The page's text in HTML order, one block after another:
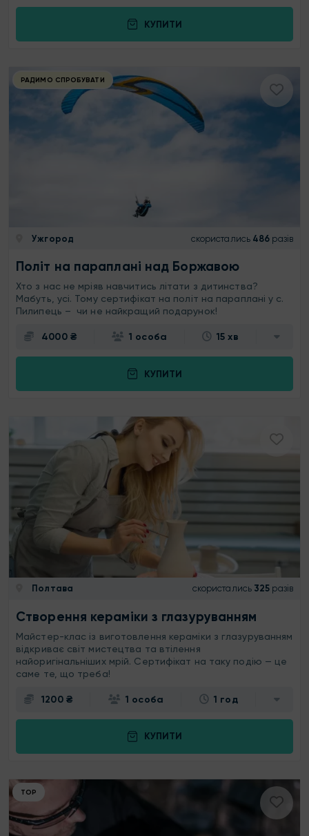
КУПИТИ
РАДИМО СПРОБУВАТИ
Ужгород скористались 486 разів
Політ на параплані над Боржавою
Хто з нас не мріяв навчитись літати з дитинства?
Мабуть, усі. Тому сертифікат на політ на параплані у с.
Пилипець – чи не найкращий подарунок!
4000 ₴ 1 особа 15 хв
КУПИТИ
Полтава скористались 325 разів
Створення кераміки з глазуруванням
Майстер-клас із виготовлення кераміки з глазуруванням
відкриває світ мистецтва та втілення
найоригінальніших мрій. Сертифікат на таку подію — це
саме те, що треба!
1200 ₴ 1 особа 1 год
КУПИТИ
ТОР